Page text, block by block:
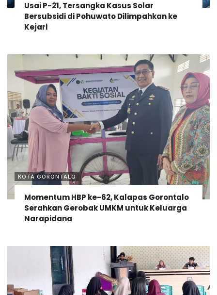
Usai P-21, Tersangka Kasus Solar
Bersubsidi di Pohuwato Dilimpahkan ke
Kejari
KOTA GORONTALO
Momentum HBP ke-62, Kalapas Gorontalo
Serahkan Gerobak UMKM untuk Keluarga
Narapidana